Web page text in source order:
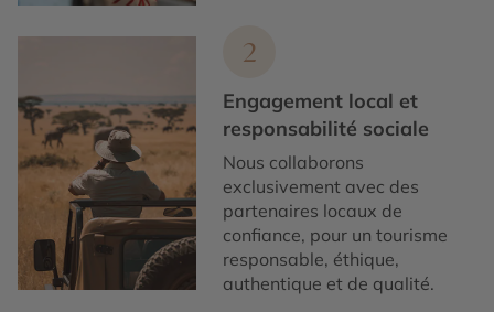
2
Engagement local et
responsabilité sociale
Nous collaborons
exclusivement avec des
partenaires locaux de
confiance, pour un tourisme
responsable, éthique,
authentique et de qualité.